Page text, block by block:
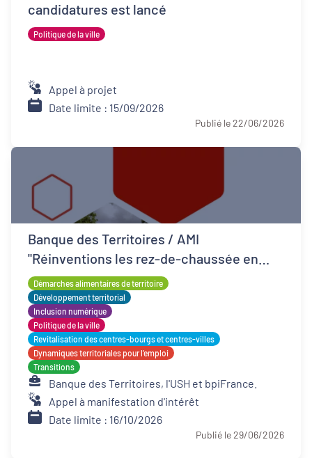
candidatures est lancé
Politique de la ville
Appel à projet
Date limite : 15/09/2026
Publié le 22/06/2026
Banque des Territoires / AMI
"Réinventions les rez-de-chaussée en
QPV"
Démarches alimentaires de territoire
Développement territorial
Inclusion numérique
Politique de la ville
Revitalisation des centres-bourgs et centres-villes
Dynamiques territoriales pour l’emploi
Transitions
Banque des Territoires, l'USH et bpiFrance.
Appel à manifestation d'intérêt
Date limite : 16/10/2026
Publié le 29/06/2026